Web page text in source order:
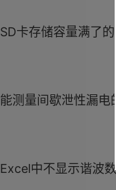
SD卡存储容量满了
能测量间歇泄性漏电
Excel中不显示谐波